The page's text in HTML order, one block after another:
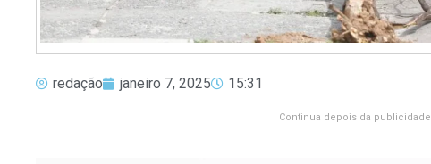
redação janeiro 7, 2025 15:31
Continua depois da publicidade